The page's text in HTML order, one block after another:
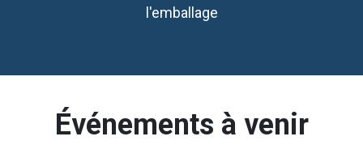
l'emballage
Événements à venir